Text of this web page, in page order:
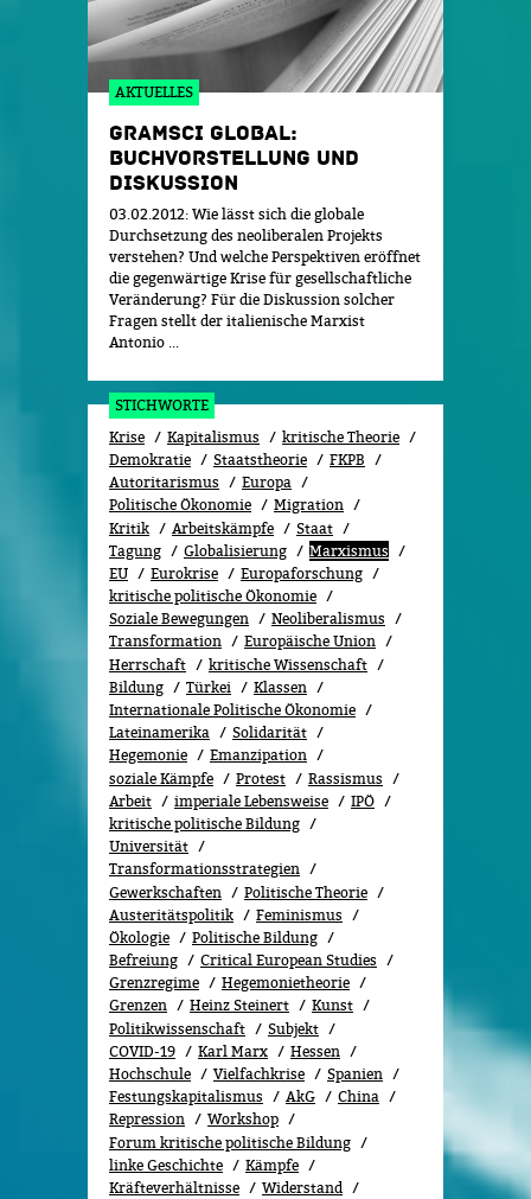
AKTUELLES
GRAMSCI GLOBAL:
BUCHVORSTELLUNG UND
DISKUSSION
03.02.2012: Wie lässt sich die globale
Durchsetzung des neoliberalen Projekts
verstehen? Und welche Perspektiven eröffnet
die gegenwärtige Krise für gesellschaftliche
Veränderung? Für die Diskussion solcher
Fragen stellt der italienische Marxist
Antonio ...
STICHWORTE
Krise
Kapitalismus
kritische Theorie
Demokratie
Staatstheorie
FKPB
Autoritarismus
Europa
Politische Ökonomie
Migration
Kritik
Arbeitskämpfe
Staat
Tagung
Globalisierung
Marxismus
EU
Eurokrise
Europaforschung
kritische politische Ökonomie
Soziale Bewegungen
Neoliberalismus
Transformation
Europäische Union
Herrschaft
kritische Wissenschaft
Bildung
Türkei
Klassen
Internationale Politische Ökonomie
Lateinamerika
Solidarität
Hegemonie
Emanzipation
soziale Kämpfe
Protest
Rassismus
Arbeit
imperiale Lebensweise
IPÖ
kritische politische Bildung
Universität
Transformationsstrategien
Gewerkschaften
Politische Theorie
Austeritätspolitik
Feminismus
Ökolo­gie
Politische Bildung
Befreiung
Critical European Studies
Grenzregime
Hegemonietheorie
Grenzen
Heinz Steinert
Kunst
Politikwissenschaft
Subjekt
COVID-19
Karl Marx
Hessen
Hochschule
Vielfachkrise
Spanien
Festungskapitalismus
AkG
China
Repression
Workshop
Forum kritische politische Bildung
linke Geschichte
Kämpfe
Kräfteverhältnisse
Widerstand